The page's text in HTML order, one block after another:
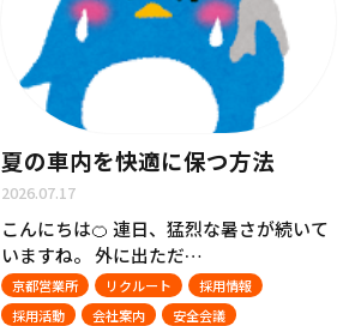
夏の車内を快適に保つ方法
2026.07.17
こんにちは🍊 連日、猛烈な暑さが続いて
いますね。 外に出ただ…
京都営業所 リクルート
採用情報
採用活動
会社案内
安全会議